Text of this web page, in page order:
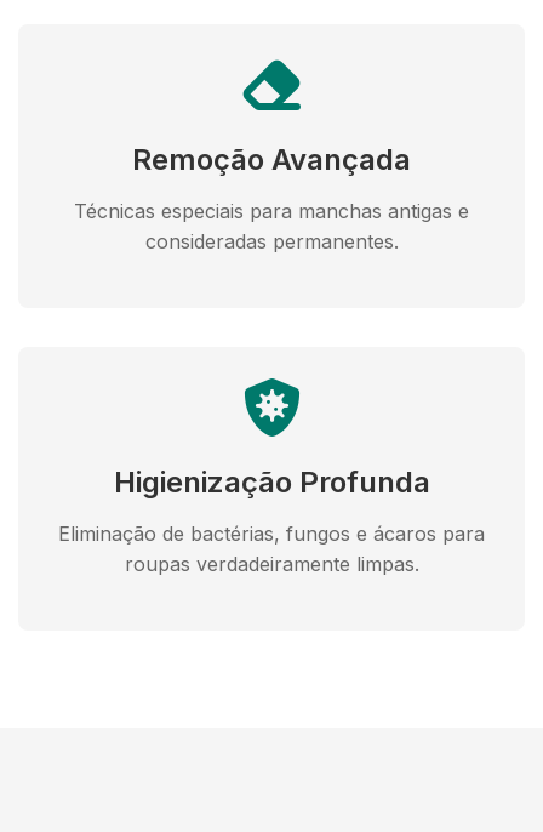
Remoção Avançada
Técnicas especiais para manchas antigas e
consideradas permanentes.
Higienização Profunda
Eliminação de bactérias, fungos e ácaros para
roupas verdadeiramente limpas.